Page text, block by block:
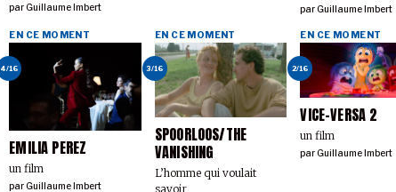
parGuillaume Imbert parGuillaume Imbert
4/16
EMILIA PEREZ
un film
EN CE MOMENT
parGuillaume Imbert
3/16
SPOORLOOS/THE
VANISHING
L’homme qui voulait
savoir
EN CE MOMENT
2/16
VICE-VERSA 2
un film
EN CE MOMENT
parGuillaume Imbert